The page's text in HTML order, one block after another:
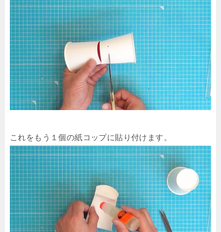
これをもう１個の紙コップに貼り付けます。